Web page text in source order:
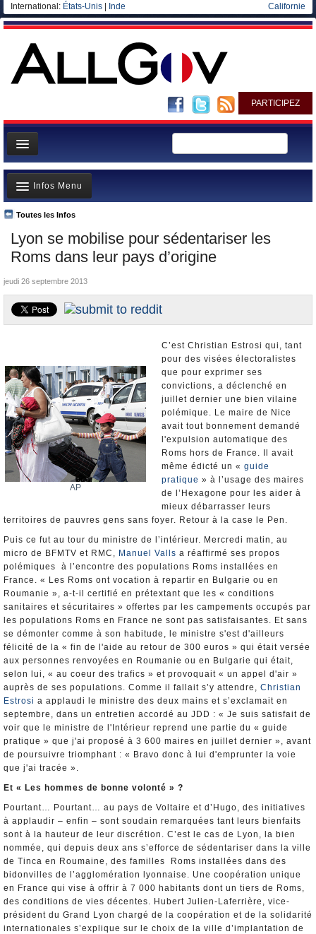
International: États-Unis Inde Californie
PARTICIPEZ
Page d'accueil
Infos
Gouvernement
Ministères/Directions
Blog
Elections européennes
Lyon se mobilise pour sédentariser les
Roms dans leur pays d’origine
Toutes les Infos
Infos Menu
A la Une
Polémiques
La France et le Monde
Nominations et Démissions
Infos insolites
jeudi 26 septembre 2013
AP
C’est Christian Estrosi qui, tant
pour des visées électoralistes
que pour exprimer ses
convictions, a déclenché en
juillet dernier une bien vilaine
polémique. Le maire de Nice
avait tout bonnement demandé
l'expulsion automatique des
Roms hors de France. Il avait
même édicté un « guide
pratique » à l’usage des maires
de l’Hexagone pour les aider à
mieux débarrasser leurs
territoires de pauvres gens sans foyer. Retour à la case le Pen.
Puis ce fut au tour du ministre de l’intérieur. Mercredi matin, au
micro de BFMTV et RMC, Manuel Valls a réaffirmé ses propos
polémiques à l’encontre des populations Roms installées en
France. « Les Roms ont vocation à repartir en Bulgarie ou en
Roumanie », a-t-il certifié en prétextant que les « conditions
sanitaires et sécuritaires » offertes par les campements occupés par
les populations Roms en France ne sont pas satisfaisantes. Et sans
se démonter comme à son habitude, le ministre s'est d'ailleurs
félicité de la « fin de l'aide au retour de 300 euros » qui était versée
aux personnes renvoyées en Roumanie ou en Bulgarie qui était,
selon lui, « au coeur des trafics » et provoquait « un appel d'air »
auprès de ses populations. Comme il fallait s’y attendre, Christian
Estrosi a applaudi le ministre des deux mains et s’exclamait en
septembre, dans un entretien accordé au JDD : « Je suis satisfait de
voir que le ministre de l'Intérieur reprend une partie du « guide
pratique » que j'ai proposé à 3 600 maires en juillet dernier », avant
de poursuivre triomphant : « Bravo donc à lui d'emprunter la voie
que j'ai tracée ».
Et « Les hommes de bonne volonté » ?
Pourtant… Pourtant… au pays de Voltaire et d’Hugo, des initiatives
à applaudir – enfin – sont soudain remarquées tant leurs bienfaits
sont à la hauteur de leur discrétion. C’est le cas de Lyon, la bien
nommée, qui depuis deux ans s’efforce de sédentariser dans la ville
de Tinca en Roumaine, des familles Roms installées dans des
bidonvilles de l’agglomération lyonnaise. Une coopération unique
en France qui vise à offrir à 7 000 habitants dont un tiers de Roms,
des conditions de vies décentes. Hubert Julien-Laferrière, vice-
président du Grand Lyon chargé de la coopération et de la solidarité
internationales s’explique sur le choix de la ville d’implantation de